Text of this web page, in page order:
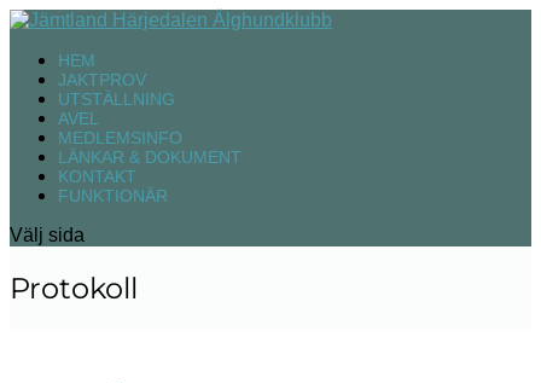
HEM
JAKTPROV
UTSTÄLLNING
AVEL
MEDLEMSINFO
LÄNKAR & DOKUMENT
KONTAKT
FUNKTIONÄR
Välj sida
Protokoll